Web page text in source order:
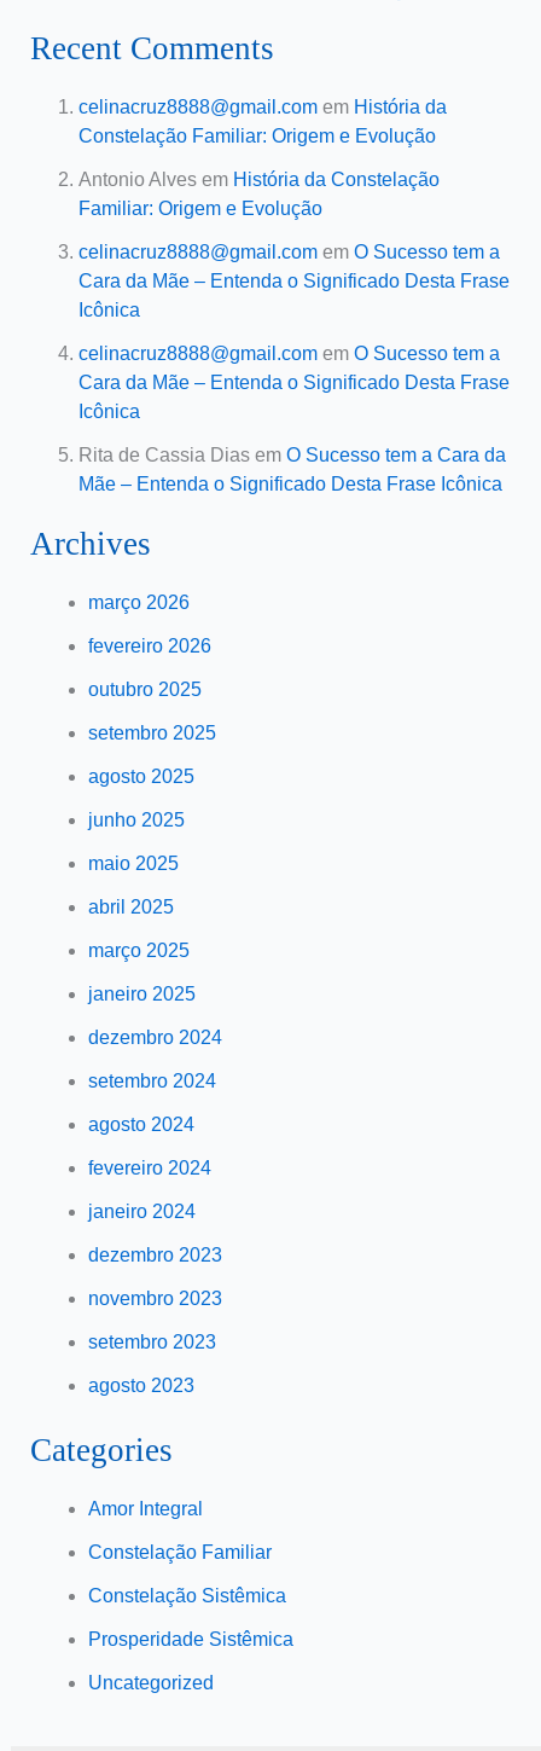
Recent Comments
celinacruz8888@gmail.comem História da
Constelação Familiar: Origem e Evolução
Antonio Alvesem História da Constelação
Familiar: Origem e Evolução
celinacruz8888@gmail.comem O Sucesso tem a
Cara da Mãe – Entenda o Significado Desta Frase
Icônica
celinacruz8888@gmail.comem O Sucesso tem a
Cara da Mãe – Entenda o Significado Desta Frase
Icônica
Rita de Cassia Diasem O Sucesso tem a Cara da
Mãe – Entenda o Significado Desta Frase Icônica
Archives
março 2026
fevereiro 2026
outubro 2025
setembro 2025
agosto 2025
junho 2025
maio 2025
abril 2025
março 2025
janeiro 2025
dezembro 2024
setembro 2024
agosto 2024
fevereiro 2024
janeiro 2024
dezembro 2023
novembro 2023
setembro 2023
agosto 2023
Categories
Amor Integral
Constelação Familiar
Constelação Sistêmica
Prosperidade Sistêmica
Uncategorized